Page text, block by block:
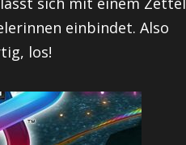
einbindet. Also
los!